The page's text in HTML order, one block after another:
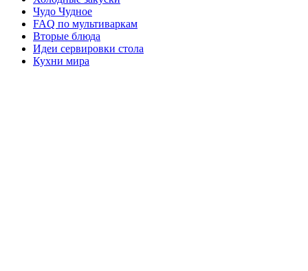
Чудо Чудное
FAQ по мультиваркам
Вторые блюда
Идеи сервировки стола
Кухни мира